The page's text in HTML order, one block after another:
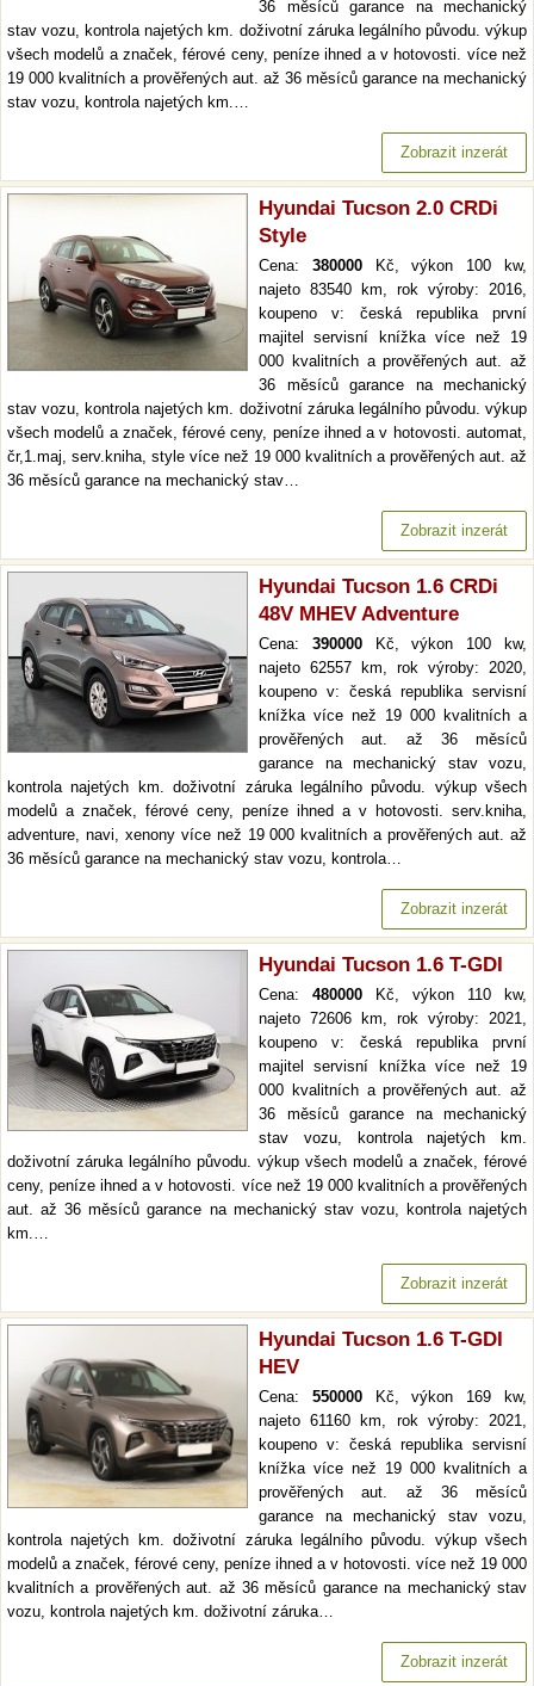
36 měsíců garance na mechanický
stav vozu, kontrola najetých km. doživotní záruka legálního původu. výkup
všech modelů a značek, férové ceny, peníze ihned a v hotovosti. více než
19 000 kvalitních a prověřených aut. až 36 měsíců garance na mechanický
stav vozu, kontrola najetých km.…
Zobrazit inzerát
Hyundai Tucson 2.0 CRDi
Style
Cena: 380000Kč, výkon 100 kw,
najeto 83540 km, rok výroby: 2016,
koupeno v: česká republika první
majitel servisní knížka více než 19
000 kvalitních a prověřených aut. až
36 měsíců garance na mechanický
stav vozu, kontrola najetých km. doživotní záruka legálního původu. výkup
všech modelů a značek, férové ceny, peníze ihned a v hotovosti. automat,
čr,1.maj, serv.kniha, style více než 19 000 kvalitních a prověřených aut. až
36 měsíců garance na mechanický stav…
Zobrazit inzerát
Hyundai Tucson 1.6 CRDi
48V MHEV Adventure
Cena: 390000Kč, výkon 100 kw,
najeto 62557 km, rok výroby: 2020,
koupeno v: česká republika servisní
knížka více než 19 000 kvalitních a
prověřených aut. až 36 měsíců
garance na mechanický stav vozu,
kontrola najetých km. doživotní záruka legálního původu. výkup všech
modelů a značek, férové ceny, peníze ihned a v hotovosti. serv.kniha,
adventure, navi, xenony více než 19 000 kvalitních a prověřených aut. až
36 měsíců garance na mechanický stav vozu, kontrola…
Zobrazit inzerát
Hyundai Tucson 1.6 T-GDI
Cena: 480000 Kč, výkon 110 kw,
najeto 72606 km, rok výroby: 2021,
koupeno v: česká republika první
majitel servisní knížka více než 19
000 kvalitních a prověřených aut. až
36 měsíců garance na mechanický
stav vozu, kontrola najetých km.
doživotní záruka legálního původu. výkup všech modelů a značek, férové
ceny, peníze ihned a v hotovosti. více než 19 000 kvalitních a prověřených
aut. až 36 měsíců garance na mechanický stav vozu, kontrola najetých
km.…
Zobrazit inzerát
Hyundai Tucson 1.6 T-GDI
HEV
Cena: 550000Kč, výkon 169 kw,
najeto 61160 km, rok výroby: 2021,
koupeno v: česká republika servisní
knížka více než 19 000 kvalitních a
prověřených aut. až 36 měsíců
garance na mechanický stav vozu,
kontrola najetých km. doživotní záruka legálního původu. výkup všech
modelů a značek, férové ceny, peníze ihned a v hotovosti. více než 19 000
kvalitních a prověřených aut. až 36 měsíců garance na mechanický stav
vozu, kontrola najetých km. doživotní záruka…
Zobrazit inzerát